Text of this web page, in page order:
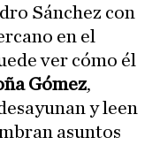
Sánchez con
en el
ver cómo él
Gómez,
y leen
asuntos